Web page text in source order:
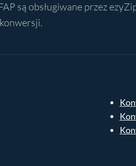
są obsługiwane przez